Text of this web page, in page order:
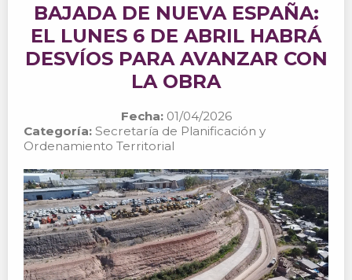
BAJADA DE NUEVA ESPAÑA:
EL LUNES 6 DE ABRIL HABRÁ
DESVÍOS PARA AVANZAR CON
LA OBRA
Fecha:01/04/2026
Categoría: Secretaría de Planificación y
Ordenamiento Territorial